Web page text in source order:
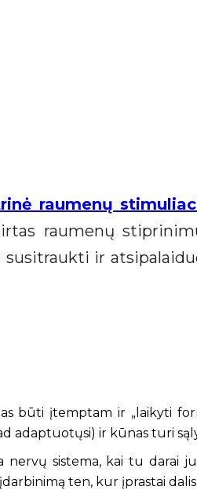
raumenų
raumenų
susitraukti ir
būti įtemptam ir „laikyti
adaptuotųsi) ir kūnas turi
sistema, kai tu darai
ten, kur įprastai